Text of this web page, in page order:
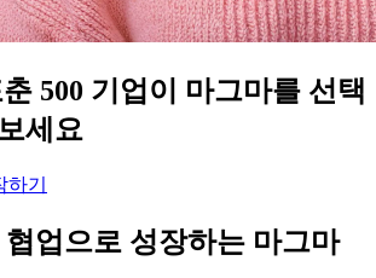
500 기업이 마그마를 선택
세요
기
업으로 성장하는 마그마